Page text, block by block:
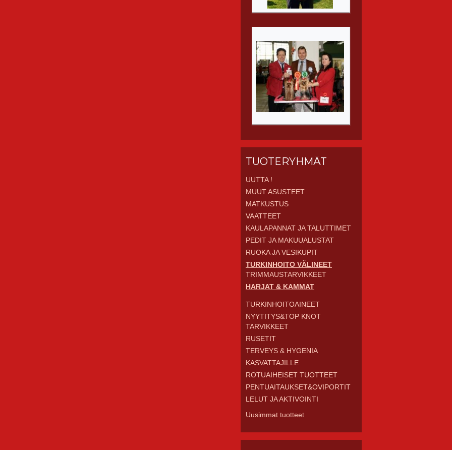
TUOTERYHMÄT
UUTTA !
MUUT ASUSTEET
MATKUSTUS
VAATTEET
KAULAPANNAT JA TALUTTIMET
PEDIT JA MAKUUALUSTAT
RUOKA JA VESIKUPIT
TURKINHOITO VÄLINEET
TRIMMAUSTARVIKKEET
HARJAT & KAMMAT
TURKINHOITOAINEET
NYYTITYS&TOP KNOT
TARVIKKEET
RUSETIT
TERVEYS & HYGENIA
KASVATTAJILLE
ROTUAIHEISET TUOTTEET
PENTUAITAUKSET&OVIPORTIT
LELUT JA AKTIVOINTI
Uusimmat tuotteet